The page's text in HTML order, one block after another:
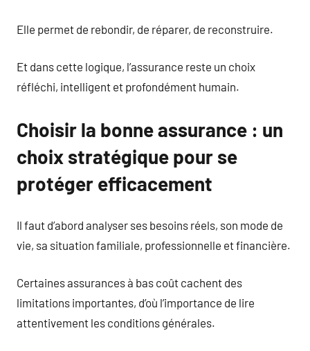
Elle permet de rebondir, de réparer, de reconstruire.
Et dans cette logique, l’assurance reste un choix
réfléchi, intelligent et profondément humain.
Choisir la bonne assurance : un
choix stratégique pour se
protéger efficacement
Il faut d’abord analyser ses besoins réels, son mode de
vie, sa situation familiale, professionnelle et financière.
Certaines assurances à bas coût cachent des
limitations importantes, d’où l’importance de lire
attentivement les conditions générales.